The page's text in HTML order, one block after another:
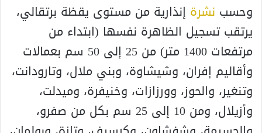
وحسب نشرة إنذارية من مستوى يقظة برتقالي،
يرتقب تسجيل الظاهرة نفسها (ابتداء من
مرتفعات 1400 متر) من 25 إلى 50 سم بعمالات
وأقاليم إفران، وشيشاوة، وبني ملال، وتارودانت،
وتنغير، والحوز، وورزازات، وخنيفرة، وميدلت،
وأزيلال، ومن 10 إلى 25 سم بكل من صفرو،